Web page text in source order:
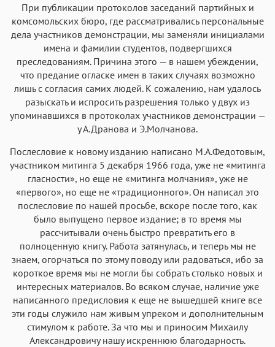
При публикации протоколов заседаний партийных и
комсомольских бюро, где рассматривались персональные
дела участников демонстрации, мы заменяли инициалами
имена и фамилии студентов, подвергшихся
преследованиям. Причина этого — в нашем убеждении,
что предание огласке имен в таких случаях возможно
лишь с согласия самих людей. К сожалению, нам удалось
разыскать и испросить разрешения только у двух из
упоминавшихся в протоколах участников демонстрации —
у А.Дранова и Э.Молчанова.
Послесловие к новому изданию написано М.А.Федотовым,
участником митинга 5 декабря 1966 года, уже не «митинга
гласности», но еще не «митинга молчания», уже не
«первого», но еще не «традиционного». Он написал это
послесловие по нашей просьбе, вскоре после того, как
было выпущено первое издание; в то время мы
рассчитывали очень быстро превратить его в
полноценную книгу. Работа затянулась, и теперь мы не
знаем, огорчаться по этому поводу или радоваться, ибо за
короткое время мы не могли бы собрать столько новых и
интересных материалов. Во всяком случае, наличие уже
написанного предисловия к еще не вышедшей книге все
эти годы служило нам живым упреком и дополнительным
стимулом к работе. За что мы и приносим Михаилу
Александровичу нашу искреннюю благодарность.